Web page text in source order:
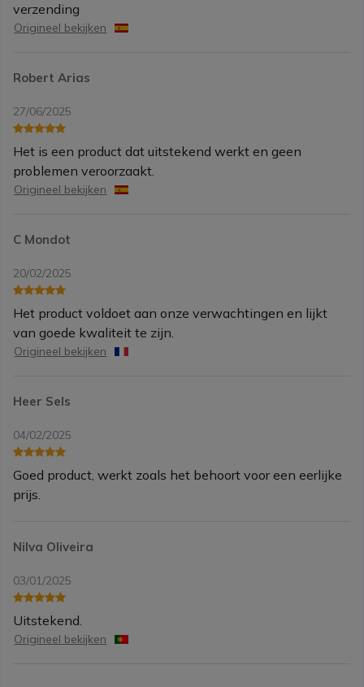
verzending
Origineel bekijken
Robert Arias
27/06/2025
Het is een product dat uitstekend werkt en geen
problemen veroorzaakt.
Origineel bekijken
C Mondot
20/02/2025
Het product voldoet aan onze verwachtingen en lijkt
van goede kwaliteit te zijn.
Origineel bekijken
Heer Sels
04/02/2025
Goed product, werkt zoals het behoort voor een eerlijke
prijs.
Nilva Oliveira
03/01/2025
Uitstekend.
Origineel bekijken